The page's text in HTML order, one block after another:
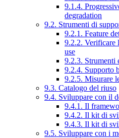
9.1.4.
degradation
9.2. Strumenti di
9.2.1. Feature
9.2.2. Verificare
use
9.2.3. Strumenti
9.2.4. Supporto
9.2.5. Misurare
9.3. Catalogo del riuso
9.4. Sviluppare con il
9.4.1. Il
9.4.2. Il kit di
9.4.3. Il kit di
9.5. Sviluppare con i